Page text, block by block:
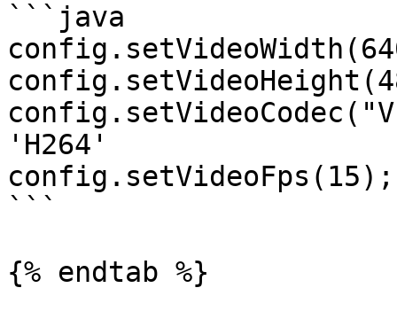
```java
'H264'
config.setVideoFps(15);
```
{% endtab %}